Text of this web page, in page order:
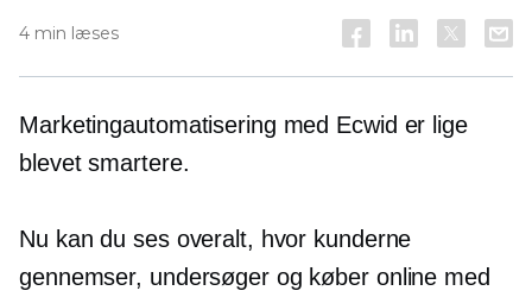
4 min læses
Marketingautomatisering med Ecwid er lige
blevet smartere.
Nu kan du ses overalt, hvor kunderne
gennemser, undersøger og køber online med